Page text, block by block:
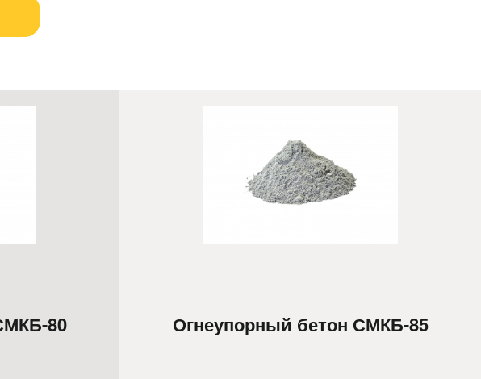
80 Огнеупорный бетон СМКБ-85